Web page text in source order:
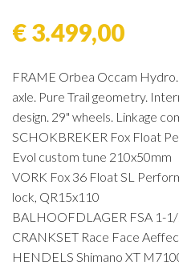
€ 3.499,00
FRAME Orbea Occam
axle. Pure Trail geometry.
design. 29" wheels. Linkage
SCHOKBREKER Fox Float
Evol custom tune 210x50mm
VORK Fox 36 Float SL
lock, QR15x110
BALHOOFDLAGER FSA 1-
CRANKSET Race Face
HENDELS Shimano XT